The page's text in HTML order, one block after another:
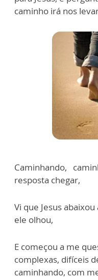
caminho irá nos
Caminhando,
resposta chegar,
Vi que Jesus
ele olhou,
E começou a me
complexas, difíceis
caminhando, com